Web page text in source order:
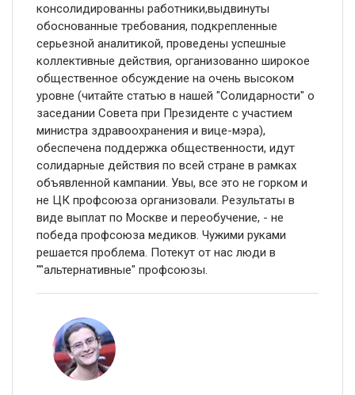
консолидированны работники,выдвинуты
обоснованные требования, подкрепленные
серьезной аналитикой, проведены успешные
коллективные действия, организованно широкое
общественное обсуждение на очень высоком
уровне (читайте статью в нашей "Солидарности" о
заседании Совета при Президенте с участием
министра здравоохранения и вице-мэра),
обеспечена поддержка общественности, идут
солидарные действия по всей стране в рамках
объявленной кампании. Увы, все это не горком и
не ЦК профсоюза организовали. Результаты в
виде выплат по Москве и переобучение, - не
победа профсоюза медиков. Чужими руками
решается проблема. Потекут от нас люди в
""альтернативные" профсоюзы.